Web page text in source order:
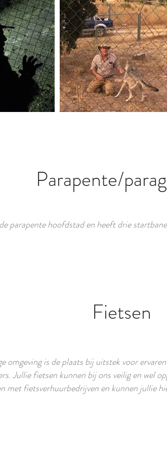
Parapente/
parapente hoofdstad en heeft drie
Fietsen
omgeving is de plaats bij uitstek voor
Jullie fietsen kunnen bij ons veilig en wel
met fietsverhuurbedrijven en kunnen jullie